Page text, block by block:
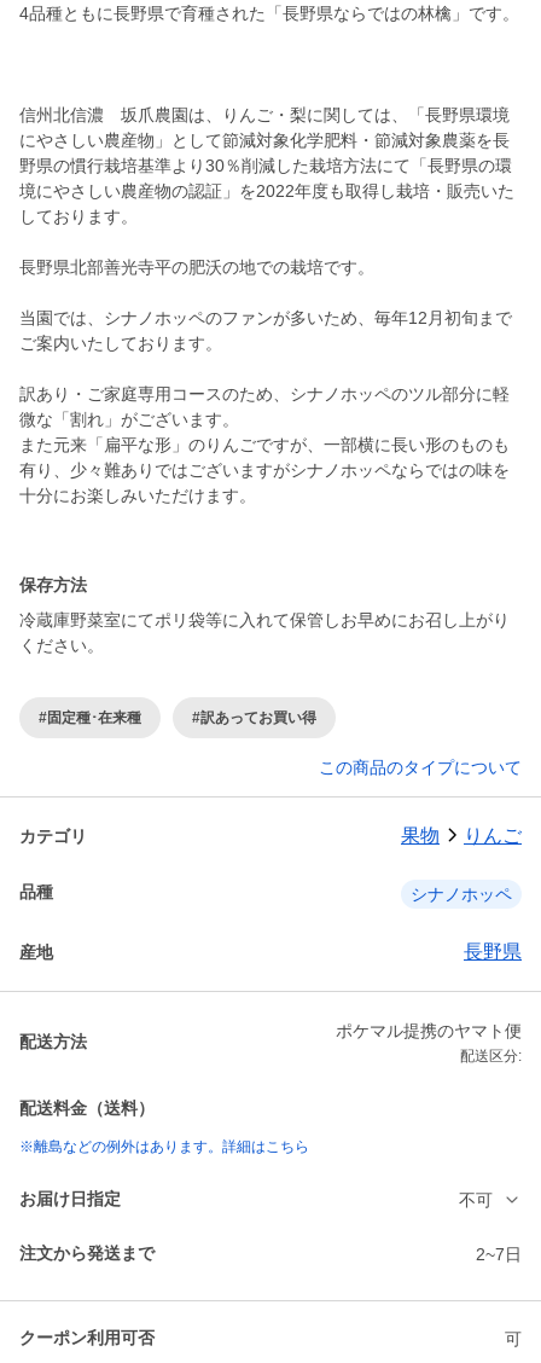
4品種ともに長野県で育種された「長野県ならではの林檎」です。
信州北信濃 坂爪農園は、りんご・梨に関しては、「長野県環境
にやさしい農産物」として節減対象化学肥料・節減対象農薬を長
野県の慣行栽培基準より30％削減した栽培方法にて「長野県の環
境にやさしい農産物の認証」を2022年度も取得し栽培・販売いた
しております。
長野県北部善光寺平の肥沃の地での栽培です。
当園では、シナノホッペのファンが多いため、毎年12月初旬まで
ご案内いたしております。
訳あり・ご家庭専用コースのため、シナノホッペのツル部分に軽
微な「割れ」がございます。
また元来「扁平な形」のりんごですが、一部横に長い形のものも
有り、少々難ありではございますがシナノホッペならではの味を
十分にお楽しみいただけます。
保存方法
冷蔵庫野菜室にてポリ袋等に入れて保管しお早めにお召し上がり
ください。
#固定種･在来種 #訳あってお買い得
この商品のタイプについて
カテゴリ 果物 りんご
品種 シナノホッペ
産地 長野県
配送方法
ポケマル提携のヤマト便
配送区分:
配送料金（送料）
※離島などの例外はあります。詳細はこちら
お届け日指定 不可
注文から発送まで 2~7日
クーポン利用可否 可